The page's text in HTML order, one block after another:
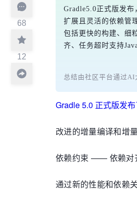
68
12
Gradle5.0正式版发
扩展且灵活的依赖管
包括更快的构建、细
齐、任务超时支持
总结由社区平台通过AI
Gradle 5.0 正式版发布
改进的增量编译和增
依赖约束 —— 依赖对
通过新的性能和依赖